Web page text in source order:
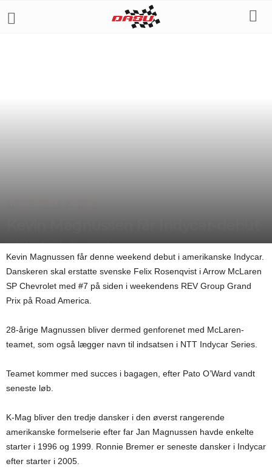
Af Bo Skovfoged- 17. juni 2021
Kevin Magnussen får denne weekend debut i amerikanske Indycar.
Danskeren skal erstatte svenske Felix Rosenqvist i Arrow McLaren
SP Chevrolet med #7 på siden i weekendens REV Group Grand
Prix på Road America.
28-årige Magnussen bliver dermed genforenet med McLaren-
teamet, som også lægger navn til indsatsen i NTT Indycar Series.
Teamet kommer med succes i bagagen, efter Pato O’Ward vandt
seneste løb.
K-Mag bliver den tredje dansker i den øverst rangerende
amerikanske formelserie efter far Jan Magnussen havde enkelte
starter i 1996 og 1999. Ronnie Bremer er seneste dansker i Indycar
efter starter i 2005.